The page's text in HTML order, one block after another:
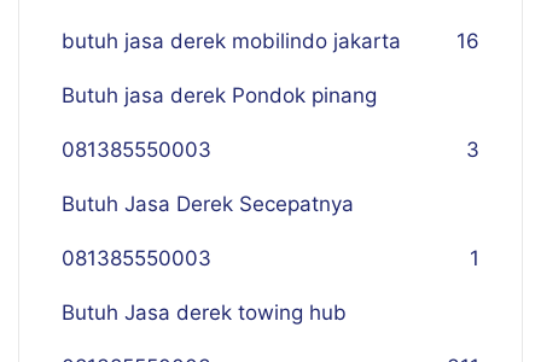
butuh jasa derek mobilindo jakarta 16
Butuh jasa derek Pondok pinang
081385550003 3
Butuh Jasa Derek Secepatnya
081385550003 1
Butuh Jasa derek towing hub